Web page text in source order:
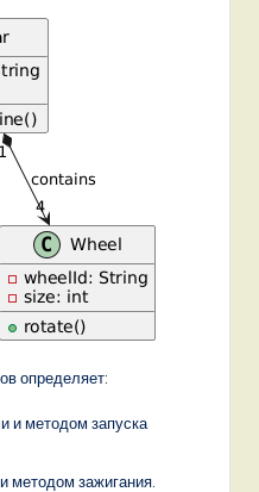
определяет:
и методом запуска
методом зажигания.